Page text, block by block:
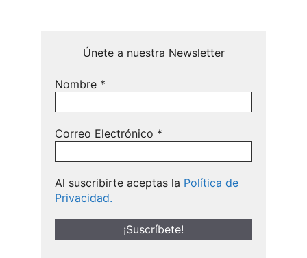
Únete a nuestra Newsletter
Nombre *
Correo Electrónico *
Al suscribirte aceptas la Política de
Privacidad.